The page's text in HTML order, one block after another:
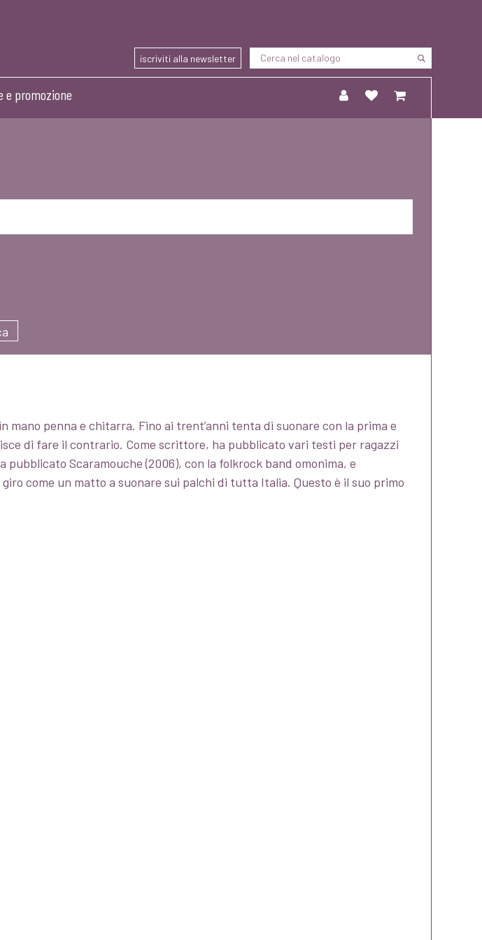
iscriviti alla newsletter
e promozione
mano penna e chitarra. Fino ai trent’anni tenta di suonare con la prima e
di fare il contrario. Come scrittore, ha pubblicato vari testi per ragazzi
Scaramouche (2006), con la folkrock band omonima, e
come un matto a suonare sui palchi di tutta Italia. Questo è il suo primo